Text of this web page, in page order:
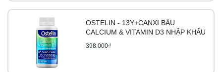
OSTELIN - 13Y+CANXI BẦU
CALCIUM & VITAMIN D3 NHẬP KHẨU
398.000₫